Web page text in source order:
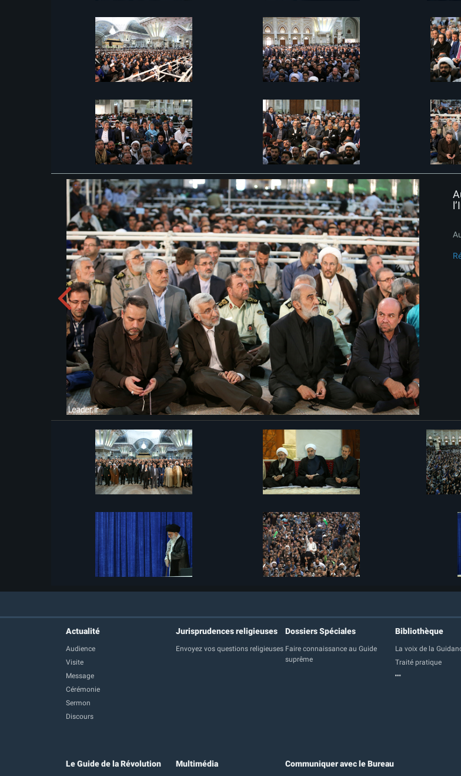
Actualité
Audience
Visite
Message
Cérémonie
Sermon
Discours
Jurisprudences religieuses
Envoyez vos questions religieuses
Dossiers Spéciales
Faire connaissance au Guide
suprême
Bibliothèque
La voix de la
Traité pratique
Le Guide de la Révolution Multimédia Communiquer avec le Bureau